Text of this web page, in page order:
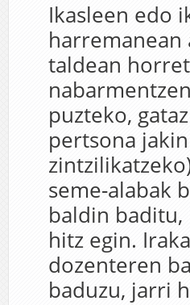
Ikasleen edo
harremanean
taldean
puzteko,
pertsona
seme-alabak
baldin
hitz egin.
dozenteren
baduzu, jarri